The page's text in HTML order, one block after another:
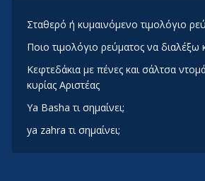
Σταθερό ή κυμαινόμενο τιμολόγιο
Ποιο τιμολόγιο ρεύματος να διαλέξω
Κεφτεδάκια με πένες και σάλτσα
κυρίας Αριστέας
Ya Basha τι σημαίνει;
ya zahra τι σημαίνει;